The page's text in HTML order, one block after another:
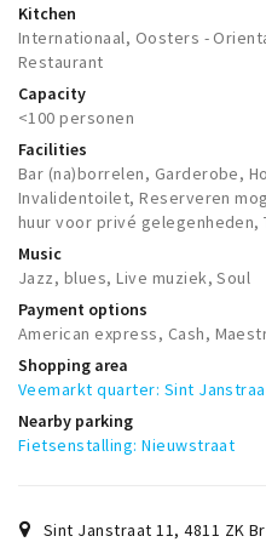
Nature
Party pics
Restaurants
Bars
Hotels
Recreation
Shops
Shopping areas
Deals
Parking
Sign in
Kitchen
Internationaal, Oosters -
Restaurant
Capacity
<100 personen
Facilities
Bar (na)borrelen, Garderobe,
Invalidentoilet, Reserveren
huur voor privé gelegenheden,
Music
Jazz, blues, Live muziek, Soul
Payment options
American express, Cash,
Shopping area
Veemarkt quarter: Sint
Nearby parking
Fietsenstalling: Nieuwstraat
Sint Janstraat 11,4811 ZK